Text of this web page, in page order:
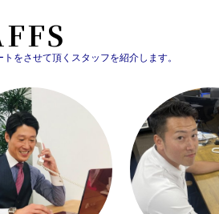
をさせて頂くスタッフを紹介します。